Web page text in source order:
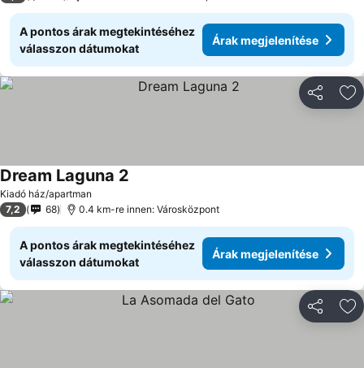
A pontos árak megtekintéséhez
válasszon dátumokat
Árak megjelenítése
Kiadó ház/apartman
Dream Laguna 2
7,2 68 0.4 km-re innen: Városközpont
A pontos árak megtekintéséhez
válasszon dátumokat
Árak megjelenítése